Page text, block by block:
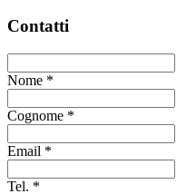
Contatti
Nome *
Cognome *
Email *
Tel. *